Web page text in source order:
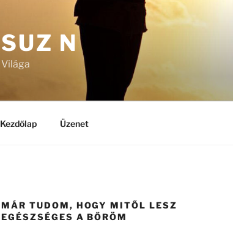
SUZ N
Világa
Kezdőlap Üzenet
MÁR TUDOM, HOGY MITŐL LESZ
EGÉSZSÉGES A BŐRÖM